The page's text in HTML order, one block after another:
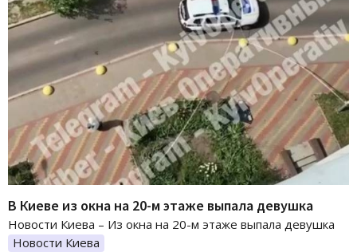
В Киеве из окна на 20-м этаже выпала девушка
Новости Киева – Из окна на 20-м этаже выпала девушка
Новости Киева